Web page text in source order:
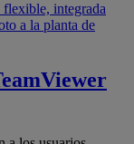
flexible, integrada
a la planta de